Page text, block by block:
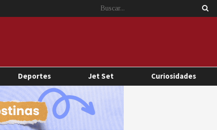
Deportes Jet Set Curiosidades